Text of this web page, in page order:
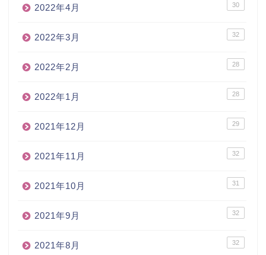
2022年4月 30
2022年3月 32
2022年2月 28
2022年1月 28
2021年12月 29
2021年11月 32
2021年10月 31
2021年9月 32
2021年8月 32